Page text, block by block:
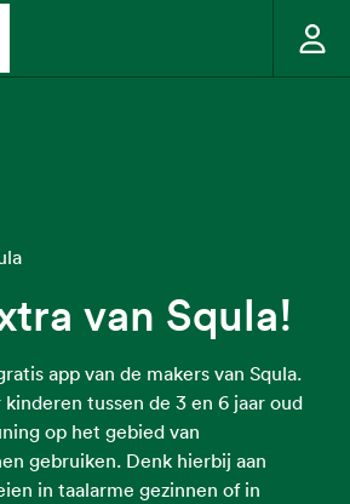
van Squla!
app van de makers van Squla.
tussen de 3 en 6 jaar oud
op het gebied van
gebruiken. Denk hierbij aan
in taalarme gezinnen of in